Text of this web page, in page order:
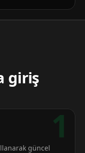
giriş
1
güncel